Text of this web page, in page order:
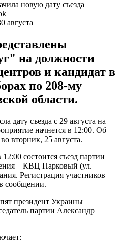
августа
на должности
и кандидат в
по 208-му
области.
дату съезда с 29 августа на
начнется в 12:00. Об
во вторник, 25 августа.
состоится съезд партии
– КВЦ Парковый (ул.
Регистрация участников
сообщении.
президент Украины
партии Александр